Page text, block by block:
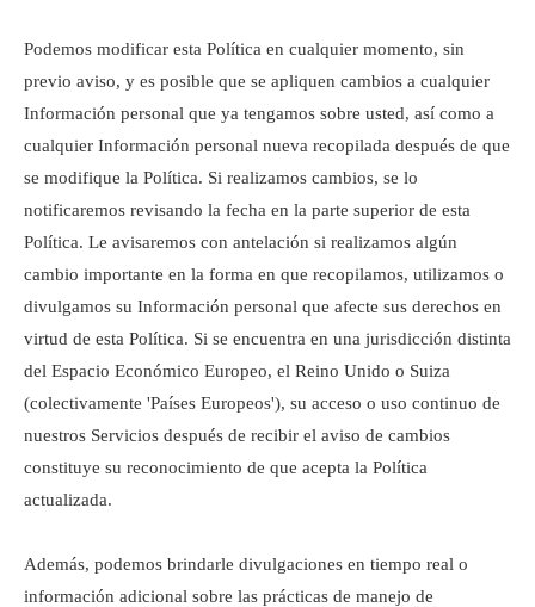
Podemos modificar esta Política en cualquier momento, sin
previo aviso, y es posible que se apliquen cambios a cualquier
Información personal que ya tengamos sobre usted, así como a
cualquier Información personal nueva recopilada después de que
se modifique la Política. Si realizamos cambios, se lo
notificaremos revisando la fecha en la parte superior de esta
Política. Le avisaremos con antelación si realizamos algún
cambio importante en la forma en que recopilamos, utilizamos o
divulgamos su Información personal que afecte sus derechos en
virtud de esta Política. Si se encuentra en una jurisdicción distinta
del Espacio Económico Europeo, el Reino Unido o Suiza
(colectivamente 'Países Europeos'), su acceso o uso continuo de
nuestros Servicios después de recibir el aviso de cambios
constituye su reconocimiento de que acepta la Política
actualizada.
Además, podemos brindarle divulgaciones en tiempo real o
información adicional sobre las prácticas de manejo de